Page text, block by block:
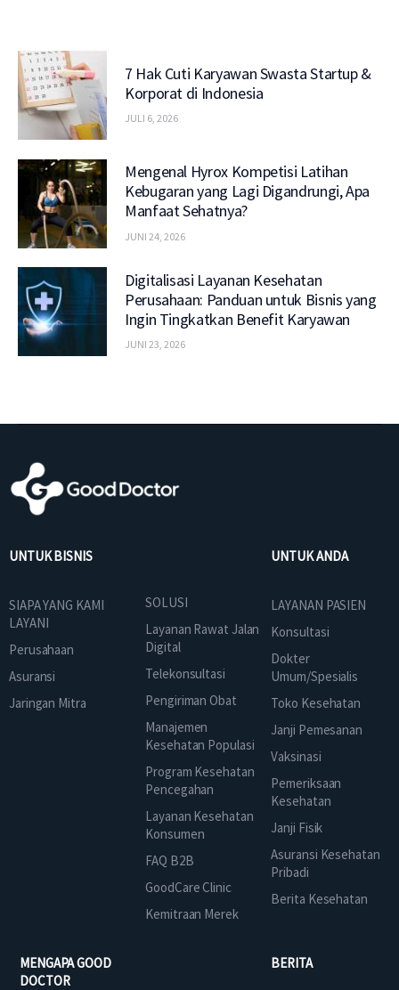
7 Hak Cuti Karyawan Swasta Startup &
Korporat di Indonesia
JULI 6, 2026
Mengenal Hyrox Kompetisi Latihan
Kebugaran yang Lagi Digandrungi, Apa
Manfaat Sehatnya?
JUNI 24, 2026
Digitalisasi Layanan Kesehatan
Perusahaan: Panduan untuk Bisnis yang
Ingin Tingkatkan Benefit Karyawan
JUNI 23, 2026
UNTUK BISNIS
SIAPA YANG KAMI
LAYANI
Perusahaan
Asuransi
Jaringan Mitra
SOLUSI
Layanan Rawat Jalan
Digital
Telekonsultasi
Pengiriman Obat
Manajemen
Kesehatan Populasi
Program Kesehatan
Pencegahan
Layanan Kesehatan
Konsumen
FAQ B2B
GoodCare Clinic
Kemitraan Merek
UNTUK ANDA
LAYANAN PASIEN
Konsultasi
Dokter
Umum/Spesialis
Toko Kesehatan
Janji Pemesanan
Vaksinasi
Pemeriksaan
Kesehatan
Janji Fisik
Asuransi Kesehatan
Pribadi
Berita Kesehatan
MENGAPA GOOD
DOCTOR
BERITA